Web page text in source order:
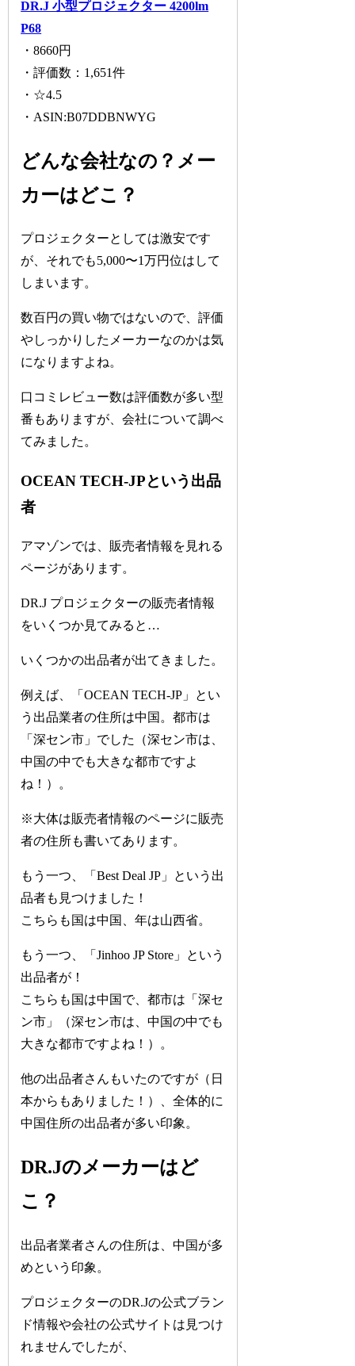
DR.J 小型プロジェクター 4200lm
P68
・8660円
・評価数：1,651件
・☆4.5
・ASIN:B07DDBNWYG
どんな会社なの？メー
カーはどこ？
プロジェクターとしては激安です
が、それでも5,000〜1万円位はして
しまいます。
数百円の買い物ではないので、評価
やしっかりしたメーカーなのかは気
になりますよね。
口コミレビュー数は評価数が多い型
番もありますが、会社について調べ
てみました。
OCEAN TECH-JPという出品
者
アマゾンでは、販売者情報を見れる
ページがあります。
DR.J プロジェクターの販売者情報
をいくつか見てみると…
いくつかの出品者が出てきました。
例えば、「OCEAN TECH-JP」とい
う出品業者の住所は中国。都市は
「深セン市」でした（深セン市は、
中国の中でも大きな都市ですよ
ね！）。
※大体は販売者情報のページに販売
者の住所も書いてあります。
もう一つ、「Best Deal JP」という出
品者も見つけました！
こちらも国は中国、年は山西省。
もう一つ、「Jinhoo JP Store」という
出品者が！
こちらも国は中国で、都市は「深セ
ン市」（深セン市は、中国の中でも
大きな都市ですよね！）。
他の出品者さんもいたのですが（日
本からもありました！）、全体的に
中国住所の出品者が多い印象。
DR.Jのメーカーはど
こ？
出品者業者さんの住所は、中国が多
めという印象。
プロジェクターのDR.Jの公式ブラン
ド情報や会社の公式サイトは見つけ
れませんでしたが、